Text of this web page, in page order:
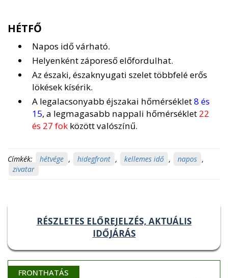
HÉTFŐ
Napos idő várható.
Helyenként záporeső előfordulhat.
Az északi, északnyugati szelet többfelé erős
lökések kísérik.
A legalacsonyabb éjszakai hőmérséklet8 és
15, a legmagasabb nappali hőmérséklet 22
és 27 fok között valószínű.
Címkék: hétvége , hidegfront , kellemes idő , napos ,
zivatar
RÉSZLETES ELŐREJELZÉS, AKTUÁLIS
IDŐJÁRÁS
FRONTHATÁS